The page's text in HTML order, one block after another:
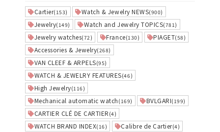
Cartier(153) Watch & Jewelry NEWS(900)
Jewelry(149) Watch and Jewelry TOPICS(781)
Jewelry watches(72) France(130) PIAGET(58)
Accessories & Jewelry(268)
VAN CLEEF & ARPELS(95)
WATCH & JEWELRY FEATURES(46)
High Jewelry(116)
Mechanical automatic watch (169) BVLGARI(199)
CARTIER CLÉ DE CARTIER (4)
WATCH BRAND INDEX(16) Calibre de Cartier(4)